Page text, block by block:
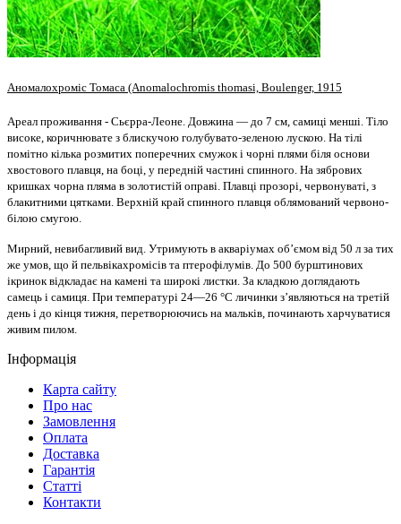
Аномалохроміс Томаса (Anomalochromis thomasi, Boulenger, 1915
Ареал проживання - Сьєрра-Леоне. Довжина — до 7 см, самиці менші. Тіло
високе, коричнювате з блискучою голубувато-зеленою лускою. На тілі
помітно кілька розмитих поперечних смужок і чорні плями біля основи
хвостового плавця, на боці, у передній частині спинного. На зябрових
кришках чорна пляма в золотистій оправі. Плавці прозорі, червонуваті, з
блакитними цятками. Верхній край спинного плавця облямований червоно-
білою смугою.
Мирний, невибагливий вид. Утримують в акваріумах об’ємом від 50 л за тих
же умов, що й пельвікахромісів та птерофілумів. До 500 бурштинових
ікринок відкладає на камені та широкі листки. За кладкою доглядають
самець і самиця. При температурі 24—26 °С личинки з’являються на третій
день і до кінця тижня, перетворюючись на мальків, починають харчуватися
живим пилом.
Інформація
Карта сайту
Про нас
Замовлення
Оплата
Доставка
Гарантія
Статті
Контакти